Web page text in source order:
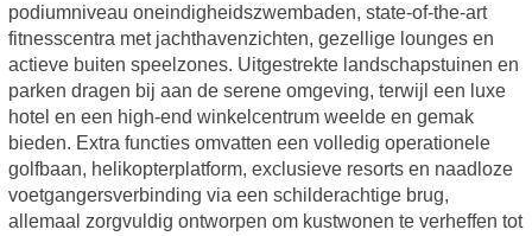
podiumniveau oneindigheidszwembaden, state-of-the-art
fitnesscentra met jachthavenzichten, gezellige lounges en
actieve buiten speelzones. Uitgestrekte landschapstuinen en
parken dragen bij aan de serene omgeving, terwijl een luxe
hotel en een high-end winkelcentrum weelde en gemak
bieden. Extra functies omvatten een volledig operationele
golfbaan, helikopterplatform, exclusieve resorts en naadloze
voetgangersverbinding via een schilderachtige brug,
allemaal zorgvuldig ontworpen om kustwonen te verheffen tot